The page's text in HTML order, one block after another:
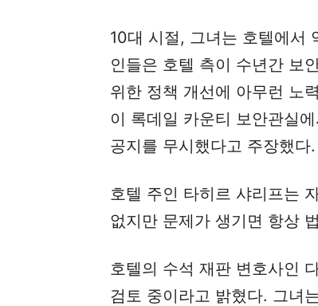
10대 시절, 그녀는 호텔에서
인들은 호텔 측이 수년간 보
위한 정책 개선에 아무런 노
이 록데일 카운티 보안관실
공지를 무시했다고 주장했다.
호텔 주인 타히르 샤리프는
없지만 문제가 생기면 항상
호텔의 수석 재판 변호사인
검토 중이라고 밝혔다. 그녀